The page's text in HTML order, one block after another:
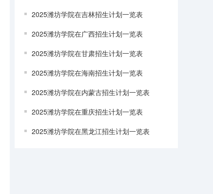
2025潍坊学院在吉林招生计划一览表
2025潍坊学院在广西招生计划一览表
2025潍坊学院在甘肃招生计划一览表
2025潍坊学院在海南招生计划一览表
2025潍坊学院在内蒙古招生计划一览表
2025潍坊学院在重庆招生计划一览表
2025潍坊学院在黑龙江招生计划一览表